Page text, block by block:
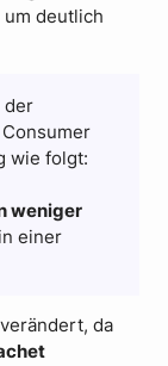
deutlich
der
wie folgt:
weniger
einer
da